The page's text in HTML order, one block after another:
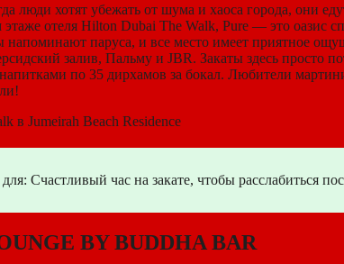
люди хотят убежать от шума и хаоса города, они
отеля Hilton Dubai The Walk, Pure — это оазис
паруса, и все место имеет приятное
залив, Пальму и JBR. Закаты здесь просто
по 35 дирхамов за бокал. Любители
в Jumeirah Beach Residence
Счастливый час на закате, чтобы расслабиться
BY BUDDHA BAR